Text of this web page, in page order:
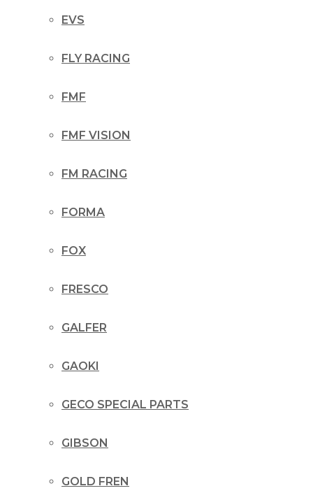
EVS
FLY RACING
FMF
FMF VISION
FM RACING
FORMA
FOX
FRESCO
GALFER
GAOKI
GECO SPECIAL PARTS
GIBSON
GOLD FREN